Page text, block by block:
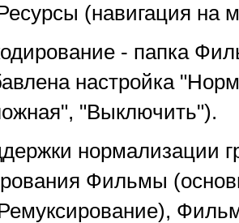
(навигация на
- папка
настройка
"Выключить").
нормализации
Фильмы